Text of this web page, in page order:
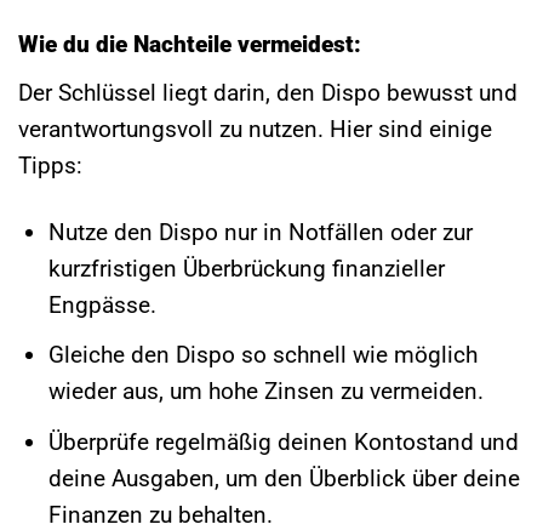
Wie du die Nachteile vermeidest:
Der Schlüssel liegt darin, den Dispo bewusst und
verantwortungsvoll zu nutzen. Hier sind einige
Tipps:
Nutze den Dispo nur in Notfällen oder zur
kurzfristigen Überbrückung finanzieller
Engpässe.
Gleiche den Dispo so schnell wie möglich
wieder aus, um hohe Zinsen zu vermeiden.
Überprüfe regelmäßig deinen Kontostand und
deine Ausgaben, um den Überblick über deine
Finanzen zu behalten.